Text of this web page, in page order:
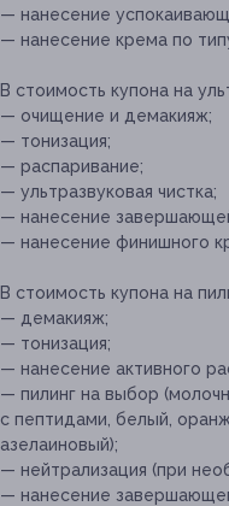
— нанесение
— нанесение крема по
В стоимость купона на
— очищение и демакияж;
— тонизация;
— распаривание;
— ультразвуковая чистка;
— нанесение
— нанесение финишного
В стоимость купона на
— демакияж;
— тонизация;
— нанесение активного
— пилинг на выбор
с пептидами, белый,
азелаиновый);
— нейтрализация (при
— нанесение